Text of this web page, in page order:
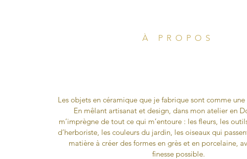
À PROPOS
Les objets en céramique que je fabrique sont comme
En mêlant artisanat et design, dans mon atelier en
m’imprègne de tout ce qui m’entoure : les fleurs, les
d’herboriste, les couleurs du jardin, les oiseaux qui
matière à créer des formes en grès et en porcelaine,
finesse possible.